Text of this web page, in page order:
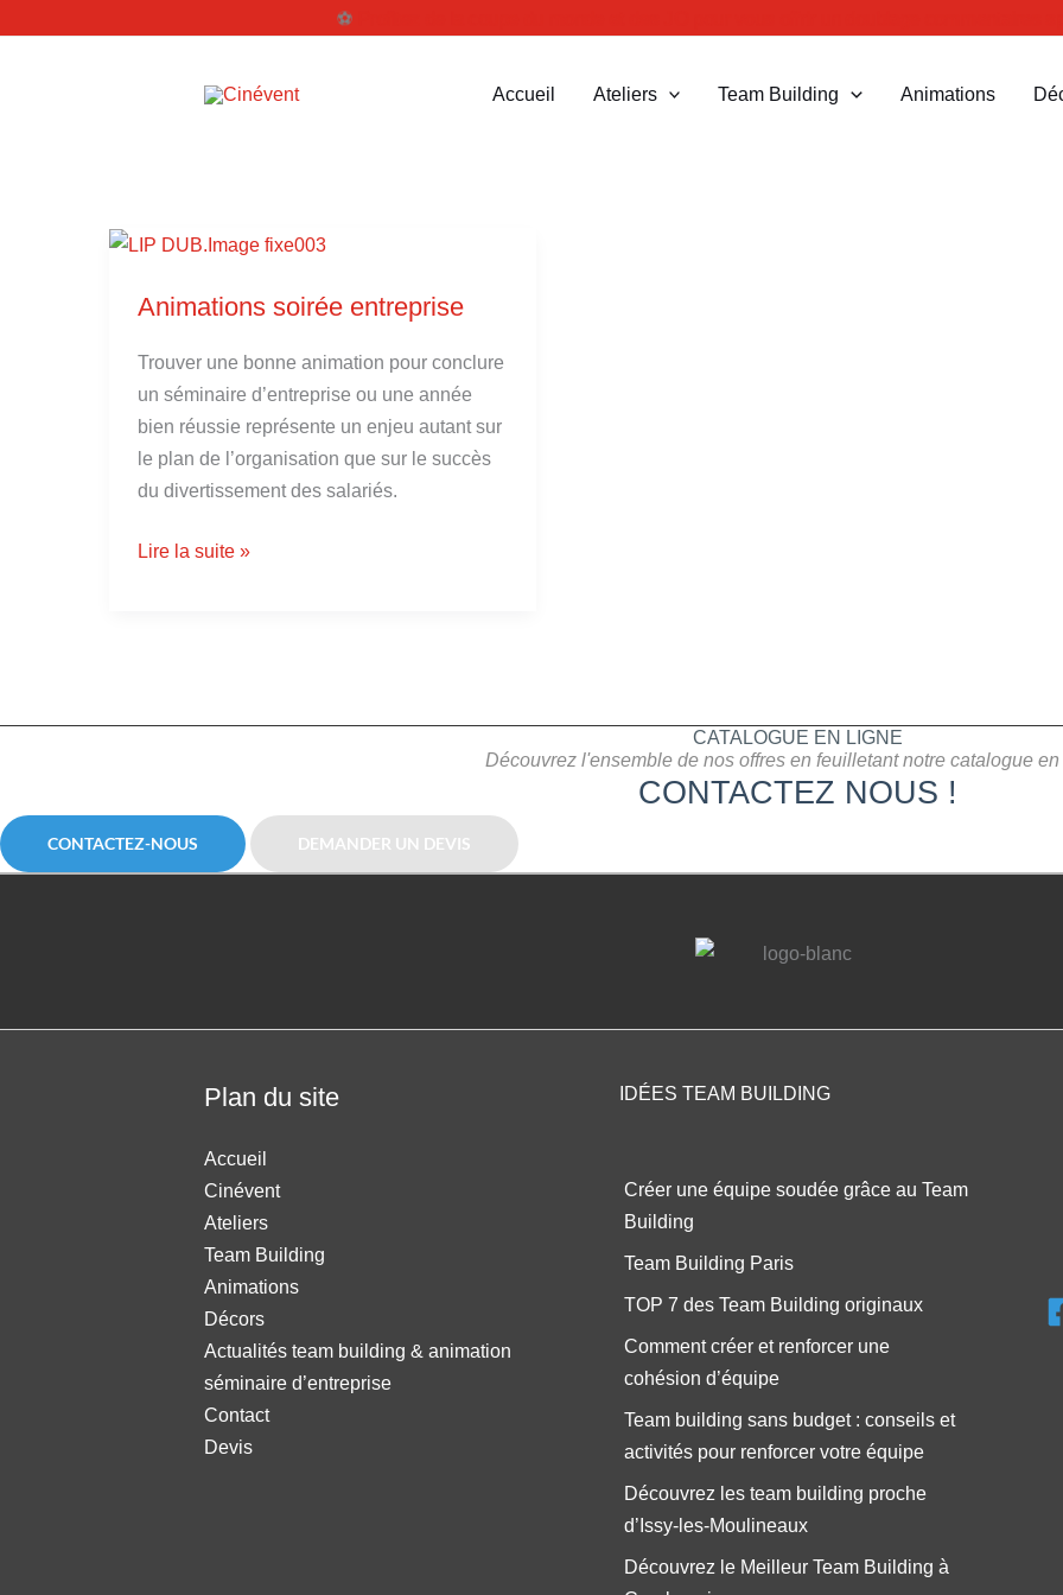
⚽️
Accueil Ateliers Team Building Animations
Animations soirée entreprise
Trouver une bonne animation pour conclure
un séminaire d’entreprise ou une année
bien réussie représente un enjeu autant sur
le plan de l’organisation que sur le succès
du divertissement des salariés.
Animations
entreprise
Lire la suite »
CATALOGUE EN LIGNE
Découvrez l'ensemble de nos offres en feuilletant notre catalogue en
CONTACTEZ NOUS !
CONTACTEZ-NOUS DEMANDER UN DEVIS
Plan du site
Accueil
Cinévent
Ateliers
Team Building
Animations
Décors
Actualités team building & animation
séminaire d’entreprise
Contact
Devis
IDÉES TEAM BUILDING
Créer une équipe soudée grâce au Team
Building
Team Building Paris
TOP 7 des Team Building originaux
Comment créer et renforcer une
cohésion d’équipe
Team building sans budget : conseils et
activités pour renforcer votre équipe
Découvrez les team building proche
d’Issy-les-Moulineaux
Découvrez le Meilleur Team Building à